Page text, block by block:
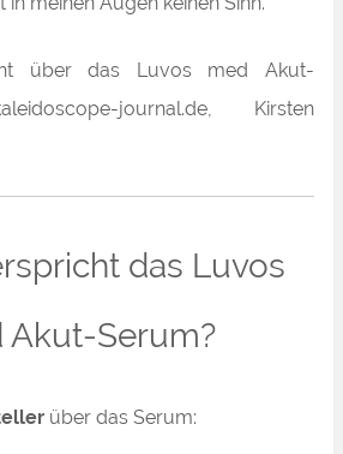
das Luvos
Akut-Serum?
über das Serum: